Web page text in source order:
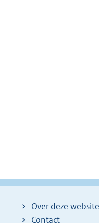
Over deze website
Contact